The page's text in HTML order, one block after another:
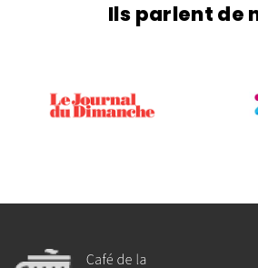
Ils parlent de